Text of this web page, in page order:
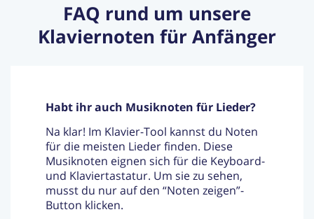
FAQ rund um unsere
Klaviernoten für Anfänger
Habt ihr auch Musiknoten für Lieder?
Na klar! Im Klavier-Tool kannst du Noten
für die meisten Lieder finden. Diese
Musiknoten eignen sich für die Keyboard-
und Klaviertastatur. Um sie zu sehen,
musst du nur auf den “Noten zeigen”-
Button klicken.